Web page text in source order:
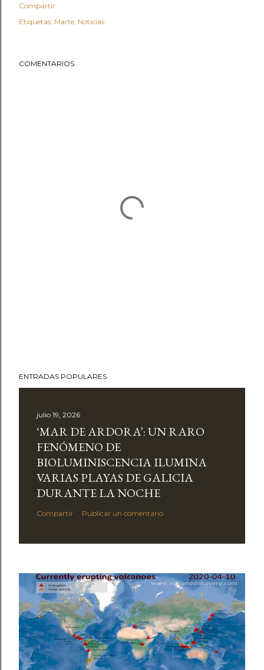
Compartir
Etiquetas: Marte Noticias
COMENTARIOS
ENTRADAS POPULARES
julio 19, 2026
‘MAR DE ARDORA’: UN RARO
FENÓMENO DE
BIOLUMINISCENCIA ILUMINA
VARIAS PLAYAS DE GALICIA
DURANTE LA NOCHE
Compartir Publicar un comentario